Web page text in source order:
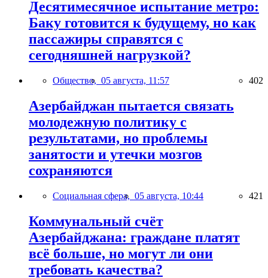
Десятимесячное испытание метро:
Баку готовится к будущему, но как
пассажиры справятся с
сегодняшней нагрузкой?
Общество, 05 августа, 11:57 402
Азербайджан пытается связать
молодежную политику с
результатами, но проблемы
занятости и утечки мозгов
сохраняются
Социальная сфера, 05 августа, 10:44 421
Коммунальный счёт
Азербайджана: граждане платят
всё больше, но могут ли они
требовать качества?